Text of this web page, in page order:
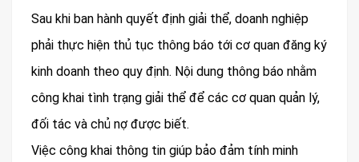
Sau khi ban hành quyết định giải thể, doanh nghiệp
phải thực hiện thủ tục thông báo tới cơ quan đăng ký
kinh doanh theo quy định. Nội dung thông báo nhằm
công khai tình trạng giải thể để các cơ quan quản lý,
đối tác và chủ nợ được biết.
Việc công khai thông tin giúp bảo đảm tính minh